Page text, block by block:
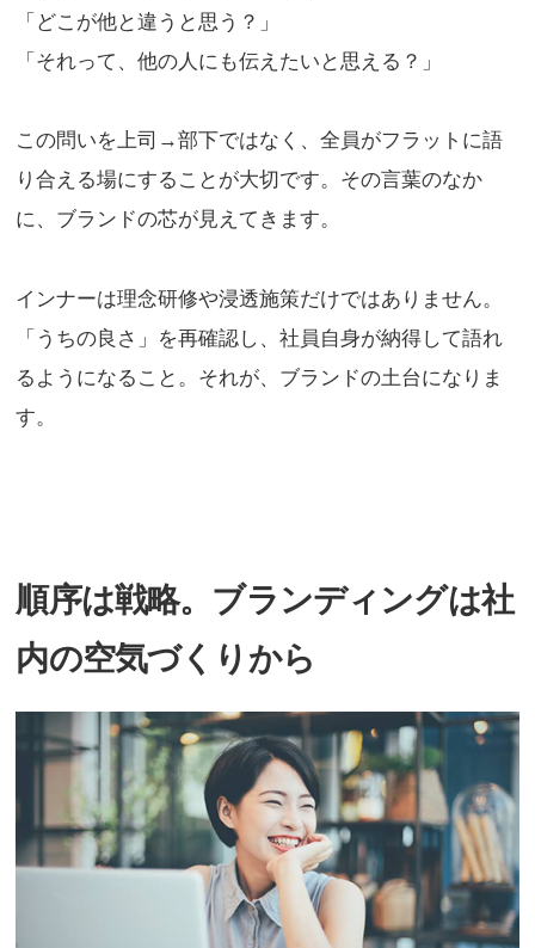
「どこが他と違うと思う？」
「それって、他の人にも伝えたいと思える？」
この問いを上司→部下ではなく、全員がフラットに語
り合える場にすることが大切です。その言葉のなか
に、ブランドの芯が見えてきます。
インナーは理念研修や浸透施策だけではありません。
「うちの良さ」を再確認し、社員自身が納得して語れ
るようになること。それが、ブランドの土台になりま
す。
順序は戦略。ブランディングは社
内の空気づくりから